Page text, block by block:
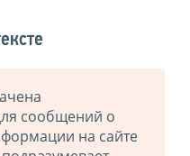
сообщений о
на сайте